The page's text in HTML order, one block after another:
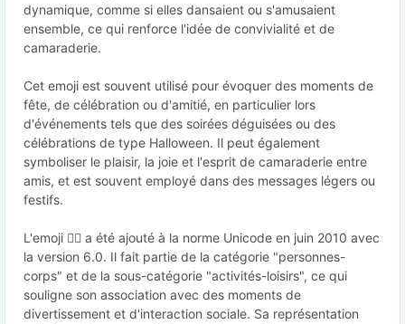
dynamique, comme si elles dansaient ou s'amusaient
ensemble, ce qui renforce l'idée de convivialité et de
camaraderie.
Cet emoji est souvent utilisé pour évoquer des moments de
fête, de célébration ou d'amitié, en particulier lors
d'événements tels que des soirées déguisées ou des
célébrations de type Halloween. Il peut également
symboliser le plaisir, la joie et l'esprit de camaraderie entre
amis, et est souvent employé dans des messages légers ou
festifs.
L'emoji 👯‍♀️ a été ajouté à la norme Unicode en juin 2010 avec
la version 6.0. Il fait partie de la catégorie "personnes-
corps" et de la sous-catégorie "activités-loisirs", ce qui
souligne son association avec des moments de
divertissement et d'interaction sociale. Sa représentation